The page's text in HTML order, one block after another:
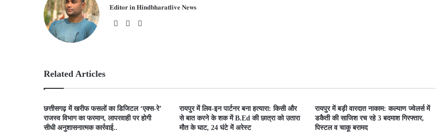
𝐄𝐝𝐢𝐭𝐨𝐫 𝐢𝐧 𝐇𝐢𝐧𝐝𝐛𝐡𝐚𝐫𝐚𝐭𝐥𝐢𝐯𝐞 𝐍𝐞𝐰𝐬
We
Fac
Related Articles
​छत्तीसगढ़ में खरीफ फसलों का डिजिटल ‘एक्स-रे’
राजस्व विभाग का फरमान, लापरवाही पर होगी
सीधी अनुशासनात्मक कार्रवाई..
रायपुर में लिव-इन पार्टनर बना हत्यारा: किसी और
से बात करने के शक में B.Ed की छात्रा को उतारा
मौत के घाट, 24 घंटे में अरेस्ट
रायपुर में बड़ी वारदात नाकाम: कल्याण ज्वेलर्स में
डकैती की साजिश रच रहे 3 बदमाश गिरफ्तार,
पिस्टल व चाकू बरामद